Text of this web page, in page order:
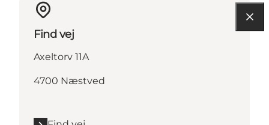
Find vej
Axeltorv 11A
4700 Næstved